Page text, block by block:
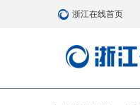
浙江在线首页